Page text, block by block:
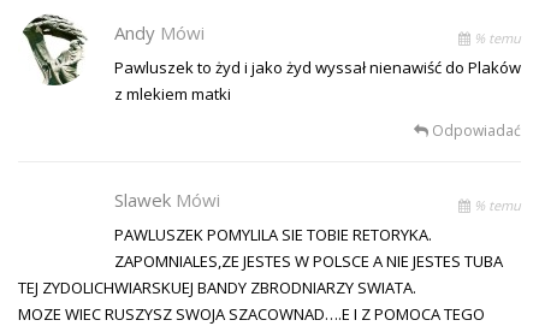
Andy Mówi % temu
Pawluszek to żyd i jako żyd wyssał nienawiść do Plaków
z mlekiem matki
Odpowiadać
Slawek Mówi % temu
PAWLUSZEK POMYLILA SIE TOBIE RETORYKA.
ZAPOMNIALES,ZE JESTES W POLSCE A NIE JESTES TUBA
TEJ ZYDOLICHWIARSKUEJ BANDY ZBRODNIARZY SWIATA.
MOZE WIEC RUSZYSZ SWOJA SZACOWNAD….E I Z POMOCA TEGO